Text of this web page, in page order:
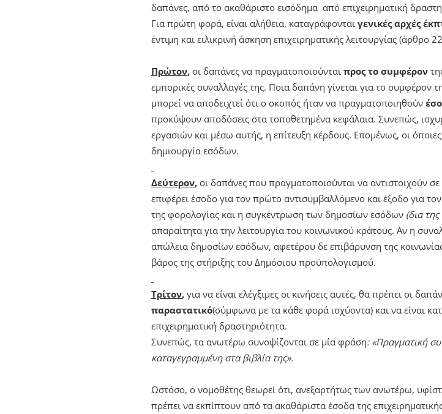
δαπάνες, από το ακαθάριστο εισόδημα από επιχειρηματική
Για πρώτη φορά, είναι αλήθεια, καταγράφονται γενικές αρχές
έντιμη και ειλικρινή άσκηση επιχειρηματικής λειτουργίας (άρθρο
Πρώτον, οι δαπάνες να πραγματοποιούνται προς το συμφέρον
εμπορικές συναλλαγές της. Ποια δαπάνη γίνεται για το συμφέρον
μπορεί να αποδειχτεί ότι ο σκοπός ήταν να πραγματοποιηθούν
προκύψουν αποδόσεις στα τοποθετημένα κεφάλαια. Συνεπώς,
εργασιών και μέσω αυτής, η επίτευξη κέρδους. Επομένως, οι
δημιουργία εσόδων.
Δεύτερον, οι δαπάνες που πραγματοποιούνται να αντιστοιχούν σε
επιφέρει έσοδο για τον πρώτο αντισυμβαλλόμενο και έξοδο για
της φορολογίας και η συγκέντρωση των δημοσίων εσόδων (δια
απαραίτητα για την λειτουργία του κοινωνικού κράτους. Αν η
απώλεια δημοσίων εσόδων, αφετέρου δε επιβάρυνση της
βάρος της στήριξης του Δημόσιου προϋπολογισμού.
Τρίτον, για να είναι ελέγξιμες οι κινήσεις αυτές, θα πρέπει οι
παραστατικό(σύμφωνα με τα κάθε φορά ισχύοντα) και να είναι
επιχειρηματική δραστηριότητα.
Συνεπώς, τα ανωτέρω συνοψίζονται σε μία φράση: «Πραγματική
καταγεγραμμένη στα βιβλία της».
Ωστόσο, ο νομοθέτης θεωρεί ότι, ανεξαρτήτως των ανωτέρω,
πρέπει να εκπίπτουν από τα ακαθάριστα έσοδα της